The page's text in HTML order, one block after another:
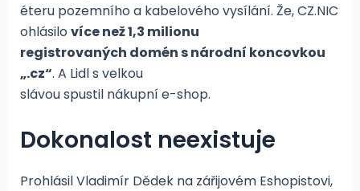
éteru pozemního a kabelového vysílání. Že, CZ.NIC
ohlásilo více než 1,3 milionu
registrovaných domén s národní koncovkou
„.cz“. A Lidl s velkou
slávou spustil nákupní e-shop.
Dokonalost neexistuje
Prohlásil Vladimír Dědek na zářijovém Eshopistovi,